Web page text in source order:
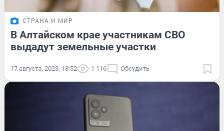
СТРАНА И МИР
В Алтайском крае участникам СВО
выдадут земельные участки
17 августа, 2023, 18:52 1 116 Обсудить